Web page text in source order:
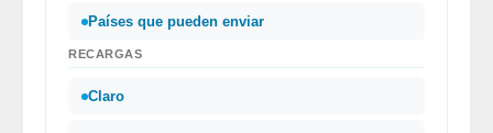
Países que pueden enviar
RECARGAS
Claro